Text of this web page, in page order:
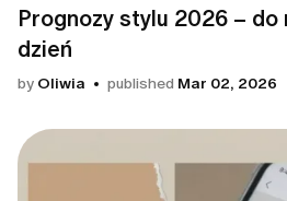
Prognozy stylu 2026 – do
dzień
by Oliwia published Mar 02, 2026